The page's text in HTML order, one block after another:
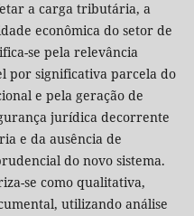
a carga tributária, a
econômica do setor de
se pela relevância
por significativa parcela do
e pela geração de
jurídica decorrente
e da ausência de
do novo sistema.
se como qualitativa,
utilizando análise